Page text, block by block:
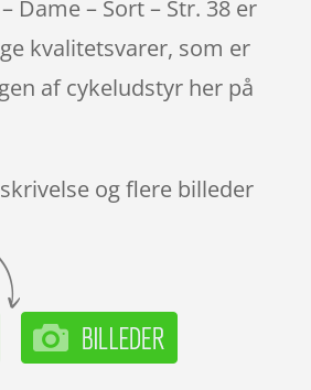
Dame – Sort – Str. 38 er
kvalitetsvarer, som er
af cykeludstyr her på
og flere billeder